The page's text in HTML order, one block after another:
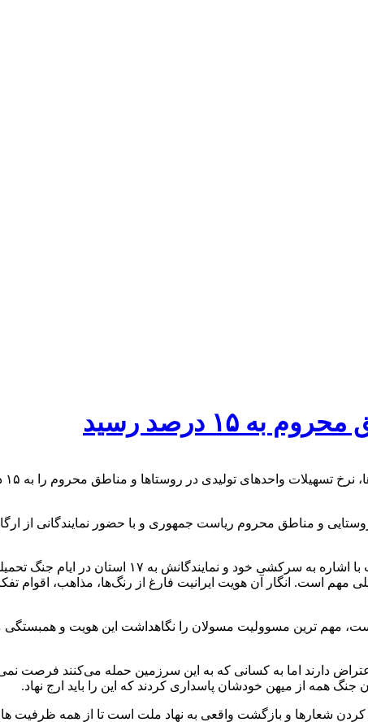
درصد رسید
و مناطق محروم ریاست جمهوری و با حضور نمایندگانی از
عبدالکریم حسین زاده معاون امور توسعه روستایی و مناطق محروم ریاست
است. انگار آن هویت ایرانیت فارغ از رنگ‌ها، مذاهب، اقوام
مهم ترین مسوولیت مسولان را نگاهداشت این هویت و همبستگی
دارند اما به کسانی که به این سرزمین حمله می‌کنند فرصت
همه از میهن خودشان پاسداری کردند که این را باید ارج نهاد.
شعارها و بازگشت واقعی به نهاد ملت است تا از همه ظرفیت